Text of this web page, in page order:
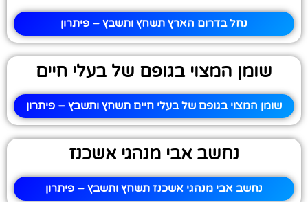
נחל בדרום הארץ תשחץ ותשבץ – פיתרון
שומן המצוי בגופם של בעלי חיים
שומן המצוי בגופם של בעלי חיים תשחץ ותשבץ – פיתרון
נחשב אבי מנהגי אשכנז
נחשב אבי מנהגי אשכנז תשחץ ותשבץ – פיתרון